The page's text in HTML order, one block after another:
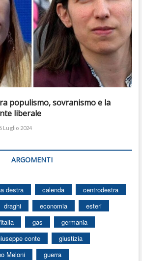
populismo, sovranismo e la
liberale
Luglio 2024
ARGOMENTI
destra calenda
centrodestra
draghi economia
esteri
gas
germania
conte
giustizia
Meloni
guerra